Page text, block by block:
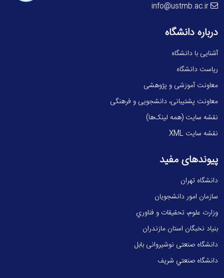
info@ustmb.ac.ir
درباره دانشگاه
آشنایی با دانشگاه
ریاست دانشگاه
معاونت آموزشی و پژوهشی
معاونت پشتیبانی، دانشجویی و فرهنگی
نقشه سایت (همه لینک‌ها)
نقشه سایت XML
پیوندهای مفید
دانشگاه تهران
سازمان امور دانشجویان
وزارت علوم، تحقيقات و فناوري
بنیاد نخبگان استان مازندران
دانشگاه صنعتی نوشیروانی بابل
دانشگاه صنعتي شريف